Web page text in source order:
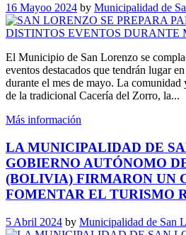
16 Mayoo 2024 by Municipalidad de
El Municipio de San Lorenzo se
eventos destacados que tendrán lugar
durante el mes de mayo. La
de la tradicional Cacería del Zorro, la...
Más información
LA MUNICIPALIDAD DE
GOBIERNO AUTÓNOMO
(BOLIVIA) FIRMARON UN
FOMENTAR EL TURISMO
5 Abril 2024 by Municipalidad de San